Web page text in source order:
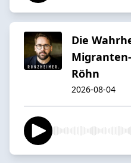
Die
Röhn
2026-08-04